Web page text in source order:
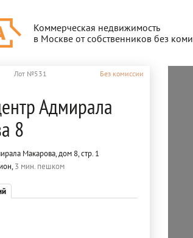
Коммерческая недвижимость
в Москве от собственников без
Лот №531 Без комиссии
Адмирала
8
Макарова, дом 8, стр. 1
3 мин. пешком